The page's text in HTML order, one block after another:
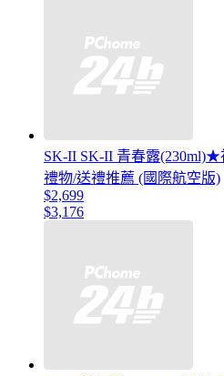
SK-II SK-II 青春露
禮物/送禮推薦 (國際航空版)
$2,699
$3,176